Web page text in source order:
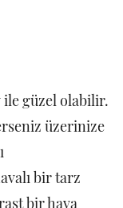
ile güzel olabilir.
üzerinize
bir tarz
bir hava